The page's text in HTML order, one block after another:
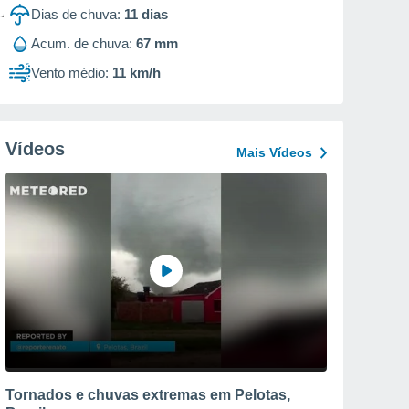
Dias de chuva: 11 dias
Acum. de chuva: 67 mm
Vento médio: 11 km/h
Vídeos Mais Vídeos
Tornados e chuvas extremas em Pelotas,